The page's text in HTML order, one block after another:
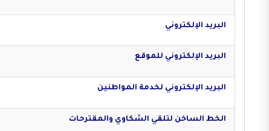
البريد الإلكتروني
البريد الإلكتروني للموقع
البريد الإلكتروني لخدمة المواطنين
الخط الساخن لتلقي الشكاوي والمقترحات